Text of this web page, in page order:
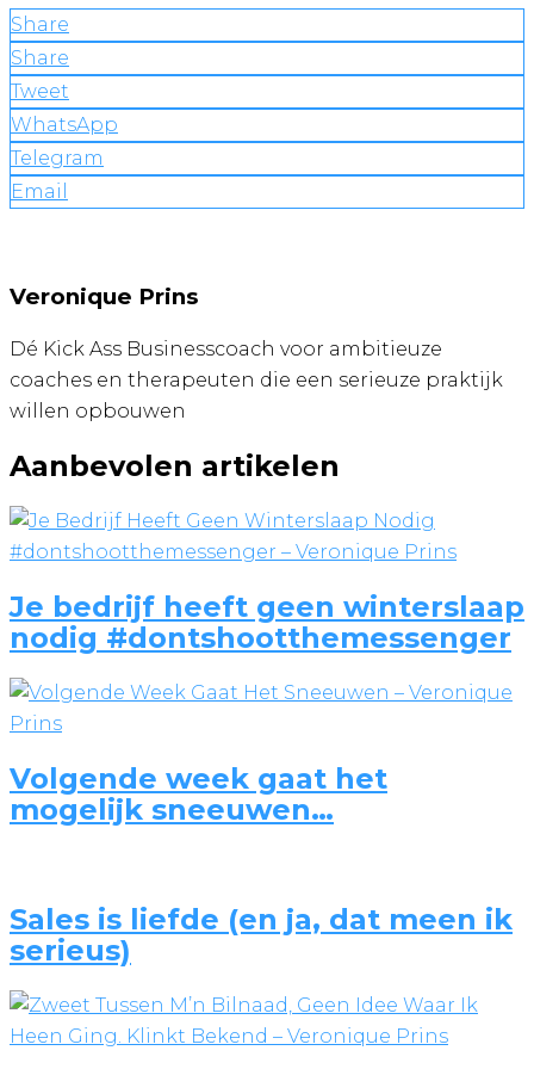
Share
Share
Tweet
WhatsApp
Telegram
Email
Veronique Prins
Dé Kick Ass Businesscoach voor ambitieuze
coaches en therapeuten die een serieuze praktijk
willen opbouwen
Aanbevolen artikelen
Je bedrijf heeft geen winterslaap
nodig #dontshootthemessenger
Volgende week gaat het
mogelijk sneeuwen…
Sales is liefde (en ja, dat meen ik
serieus)